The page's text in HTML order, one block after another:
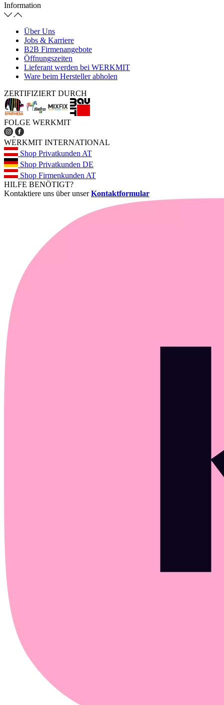
Information
Über Uns
Jobs & Karriere
B2B Firmenangebote
Öffnungszeiten
Lieferant werden bei WERKMIT
Ware beim Hersteller abholen
ZERTIFIZIERT DURCH
FOLGE WERKMIT
WERKMIT INTERNATIONAL
Shop Privatkunden AT
Shop Privatkunden DE
Shop Firmenkunden AT
HILFE BENÖTIGT?
Kontaktiere uns über unserKontaktformular